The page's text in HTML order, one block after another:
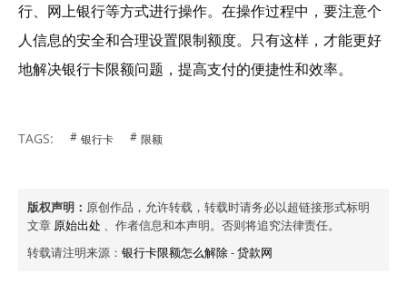
行、网上银行等方式进行操作。在操作过程中，要注意个
人信息的安全和合理设置限制额度。只有这样，才能更好
地解决银行卡限额问题，提高支付的便捷性和效率。
TAGS: 银行卡 限额
版权声明： 原创作品，允许转载，转载时请务必以超链接形式标明
文章 原始出处 、作者信息和本声明。否则将追究法律责任。
转载请注明来源： 银行卡限额怎么解除-贷款网